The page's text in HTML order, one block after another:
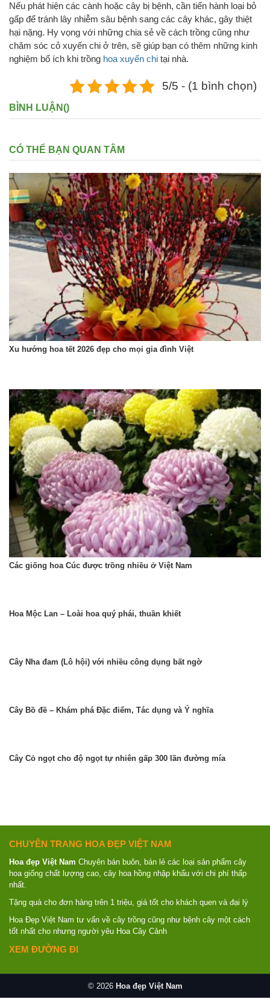
Nếu phát hiện các cành hoặc cây bị bệnh, cần tiến hành loại bỏ
gấp để tránh lây nhiễm sâu bệnh sang các cây khác, gây thiệt
hại nặng. Hy vọng với những chia sẻ về cách trồng cũng như
chăm sóc cỏ xuyến chi ở trên, sẽ giúp bạn có thêm những kinh
nghiệm bổ ích khi trồng hoa xuyến chi tại nhà.
5/5 - (1 bình chọn)
BÌNH LUẬN()
CÓ THỂ BẠN QUAN TÂM
Xu hướng hoa tết 2026 đẹp cho mọi gia đình Việt
Các giống hoa Cúc được trồng nhiều ở Việt Nam
Hoa Mộc Lan – Loài hoa quý phái, thuần khiết
Cây Nha đam (Lô hội) với nhiều công dụng bất ngờ
Cây Bồ đề – Khám phá Đặc điểm, Tác dụng và Ý nghĩa
Cây Cỏ ngọt cho độ ngọt tự nhiên gấp 300 lần đường mía
CHUYÊN TRANG HOA ĐẸP VIỆT NAM
Hoa đẹp Việt Nam Chuyên bán buôn, bán lẻ các loại sản phẩm cây
hoa giống chất lượng cao, cây hoa hồng nhập khẩu với chi phí thấp
nhất.
Tặng quà cho đơn hàng trên 1 triệu, giá tốt cho khách quen và đại lý
Hoa Đẹp Việt Nam tư vấn về cây trồng cũng như bệnh cây một cách
tốt nhất cho nhưng người yêu Hoa Cây Cảnh
XEM ĐƯỜNG ĐI
© 2026 Hoa đẹp Việt Nam